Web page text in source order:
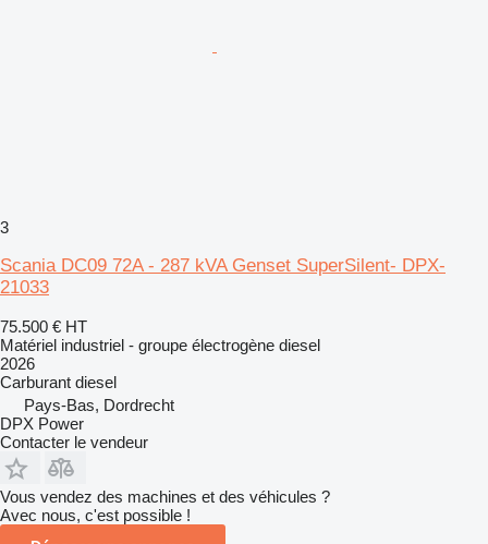
3
Scania DC09 72A - 287 kVA Genset SuperSilent- DPX-
21033
75.500 € HT
Matériel industriel - groupe électrogène diesel
2026
Carburant diesel
Pays-Bas, Dordrecht
DPX Power
Contacter le vendeur
Vous vendez des machines et des véhicules ?
Avec nous, c'est possible !